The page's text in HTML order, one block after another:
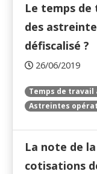
Le temps de
des
défiscalisé ?
26/06/2019
Temps de
Astreintes
La note de
cotisations